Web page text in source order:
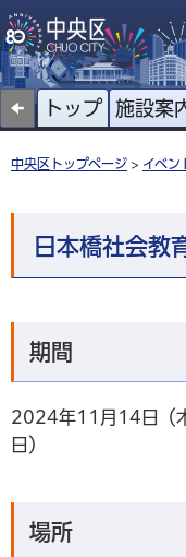
トップ 施設案
中央区トップページ > イベン
日本橋社会教
期間
2024年11月14日（
日）
場所